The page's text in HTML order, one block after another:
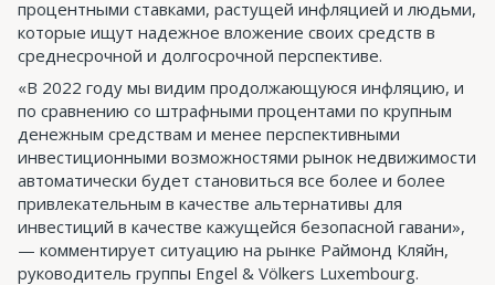
процентными ставками, растущей инфляцией и людьми,
которые ищут надежное вложение своих средств в
среднесрочной и долгосрочной перспективе.
«В 2022 году мы видим продолжающуюся инфляцию, и
по сравнению со штрафными процентами по крупным
денежным средствам и менее перспективными
инвестиционными возможностями рынок недвижимости
автоматически будет становиться все более и более
привлекательным в качестве альтернативы для
инвестиций в качестве кажущейся безопасной гавани»,
— комментирует ситуацию на рынке Раймонд Кляйн,
руководитель группы Engel & Völkers Luxembourg.